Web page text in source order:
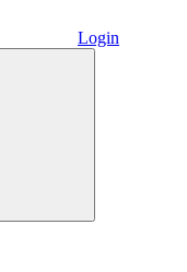
Login